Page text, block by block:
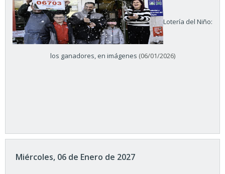
Lotería del Niño:
los ganadores, en imágenes (06/01/2026)
Miércoles, 06 de Enero de 2027